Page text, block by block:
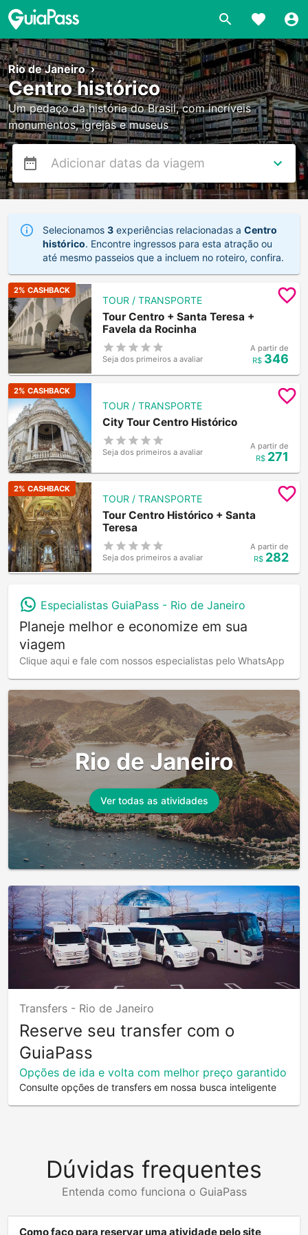
Rio de Janeiro ›
Centro histórico
Um pedaço da história do Brasil, com incríveis
monumentos, igrejas e museus
Selecionamos 3 experiências relacionadas a Centro
histórico. Encontre ingressos para esta atração ou
até mesmo passeios que a incluem no roteiro, confira.
2% CASHBACK
TOUR / TRANSPORTE
Tour Centro + Santa Teresa +
Favela da Rocinha
Seja dos primeiros a avaliar
A partir de
R$ 346
2% CASHBACK
TOUR / TRANSPORTE
City Tour Centro Histórico
Seja dos primeiros a avaliar
A partir de
R$ 271
2% CASHBACK
TOUR / TRANSPORTE
Tour Centro Histórico + Santa
Teresa
Seja dos primeiros a avaliar
A partir de
R$ 282
Especialistas GuiaPass - Rio de Janeiro
Planeje melhor e economize em sua
viagem
Clique aqui e fale com nossos especialistas pelo WhatsApp
Rio de Janeiro
Ver todas as atividades
Transfers - Rio de Janeiro
Reserve seu transfer com o
GuiaPass
Opções de ida e volta com melhor preço garantido
Consulte opções de transfers em nossa busca inteligente
Dúvidas frequentes
Entenda como funciona o GuiaPass
Como faço para reservar uma atividade pelo site